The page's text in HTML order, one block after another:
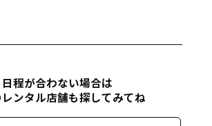
日程が合わない場合は
ンタル店舗も探してみてね